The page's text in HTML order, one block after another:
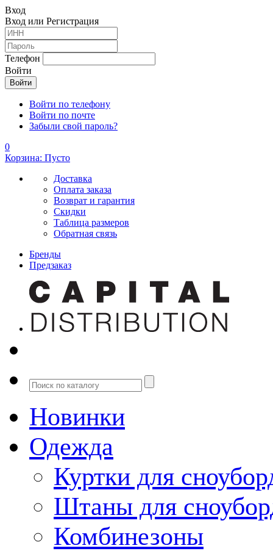
Вход
Вход или Регистрация
Телефон
Войти
Войти по телефону
Войти по почте
Забыли свой пароль?
0
Корзина: Пусто
Доставка
Оплата заказа
Возврат и гарантия
Скидки
Таблица размеров
Обратная связь
Бренды
Предзаказ
Новинки
Одежда
Куртки для
Штаны для
Комбинезоны